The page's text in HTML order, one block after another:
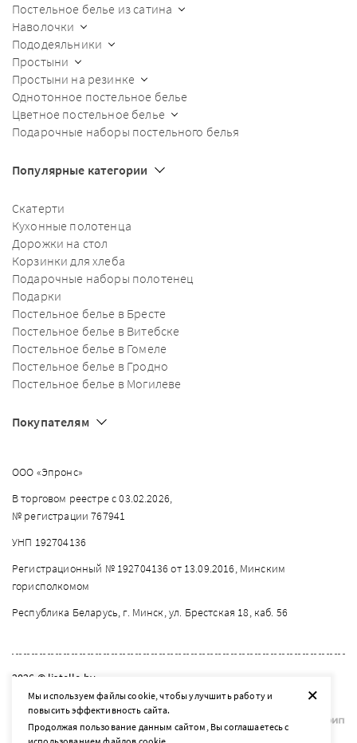
+
Мы используем файлы cookie, чтобы улучшить работу и
повысить эффективность сайта.
Продолжая пользование данным сайтом, Вы соглашаетесь с
Постельное белье из сатина
Наволочки
Пододеяльники
Простыни
Простыни на резинке
Однотонное постельное белье
Цветное постельное белье
Подарочные наборы постельного белья
Популярные категории
Скатерти
Кухонные полотенца
Дорожки на стол
Корзинки для хлеба
Подарочные наборы полотенец
Подарки
Постельное белье в Бресте
Постельное белье в Витебске
Постельное белье в Гомеле
Постельное белье в Гродно
Постельное белье в Могилеве
Покупателям
ООО «Эпронс»
В торговом реестре с 03.02.2026,
№ регистрации 767941
УНП 192704136
Регистрационный № 192704136 от 13.09.2016, Минским
горисполкомом
Республика Беларусь, г. Минск, ул. Брестская 18, каб. 56
2026 © listelle.by
Разработка сайта — SLAM